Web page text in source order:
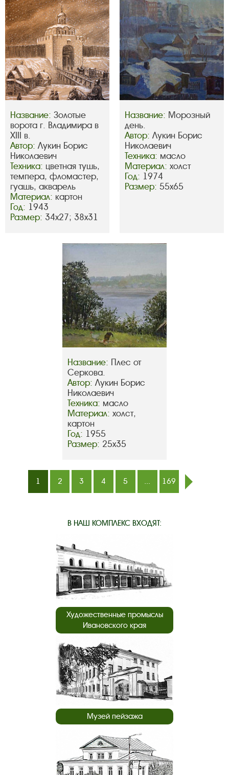
Название: Золотые
ворота г. Владимира в
XIII в.
Автор: Лукин Борис
Николаевич
Техника: цветная тушь,
темпера, фломастер,
гуашь, акварель
Материал: картон
Год: 1943
Размер: 34х27; 38х31
Название: Морозный
день.
Автор: Лукин Борис
Николаевич
Техника: масло
Материал: холст
Год: 1974
Размер: 55х65
Название: Плес от
Серкова.
Автор: Лукин Борис
Николаевич
Техника: масло
Материал: холст,
картон
Год: 1955
Размер: 25х35
1 2 3 4 5 ...
169
В НАШ КОМПЛЕКС ВХОДЯТ:
Художественные промыслы
Ивановского края
Музей пейзажа